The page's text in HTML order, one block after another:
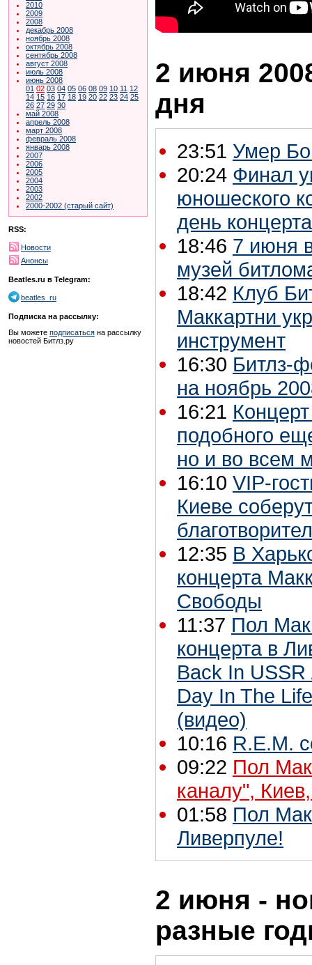
2010
2009
2008
декабрь 2008
ноябрь 2008
октябрь 2008
сентябрь 2008
август 2008
июль 2008
июнь 2008
01 02 03 04 05 06 08 09 10 11 12
14 15 16 17 18 19 20 22 23 24 25
26 27 29 30
май 2008
апрель 2008
март 2008
февраль 2008
январь 2008
2007
2006
2005
2004
2003
2002
2000-2002 (старый сайт)
RSS:
Новости
Анонсы
Beatles.ru в Telegram:
beatles_ru
Подписка на рассылку:
Вы можете подписаться на рассылку
новостей Битлз.ру
2 июня
дня
23:51 Умер
20:24 Финал
юношеского
день
18:46 7 июня
музей
18:42 Клуб
Маккартни
инструмент
16:30 Битлз-
на ноябрь
16:21
подобного
но и во всем
16:10 VIP-
Киеве
12:35 В
концерта
Свободы
11:37 Пол
концерта в
Back In
Day In The
(видео)
10:16 R.E.M.
09:22 Пол
каналу",
01:58 Пол
Ливерпуле!
2 июня -
разные